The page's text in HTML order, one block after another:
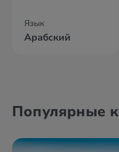
Язык
Арабский
Популярные